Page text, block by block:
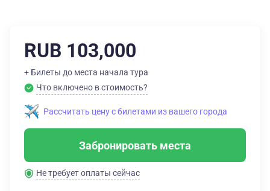
RUB 103,000
+ Билеты до места начала тура
Что включено в стоимость?
Рассчитать цену с билетами из вашего города
Забронировать места
Не требует оплаты сейчас